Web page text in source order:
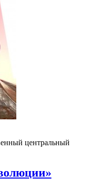
центральный